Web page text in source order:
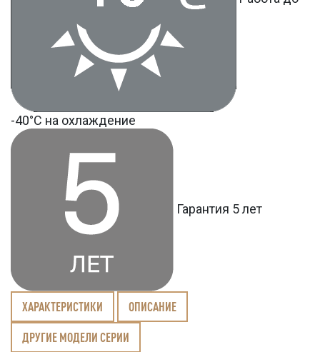
-40°С на охлаждение
Гарантия 5 лет
ХАРАКТЕРИСТИКИ ОПИСАНИЕ
ДРУГИЕ МОДЕЛИ СЕРИИ